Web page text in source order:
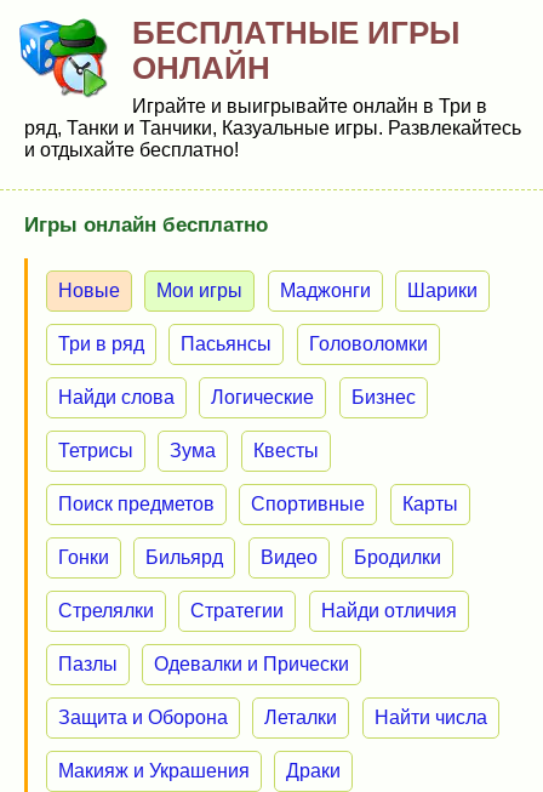
БЕСПЛАТНЫЕ ИГРЫ
ОНЛАЙН
Играйте и выигрывайте онлайн в Три в
ряд, Танки и Танчики, Казуальные игры. Развлекайтесь
и отдыхайте бесплатно!
Игры онлайн бесплатно
Новые Мои игры Маджонги Шарики
Три в ряд Пасьянсы Головоломки
Найди слова Логические Бизнес
Тетрисы Зума Квесты
Поиск предметов Спортивные Карты
Гонки Бильярд Видео Бродилки
Стрелялки Стратегии Найди отличия
Пазлы Одевалки и Прически
Защита и Оборона Леталки Найти числа
Макияж и Украшения Драки